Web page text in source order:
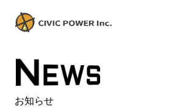
NEWS
お知らせ